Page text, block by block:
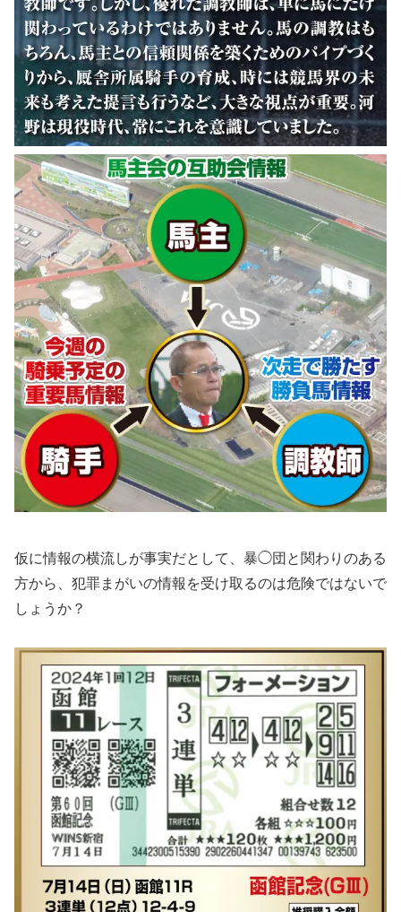
仮に情報の横流しが事実だとして、暴◯団と関わりのある
方から、犯罪まがいの情報を受け取るのは危険ではないで
しょうか？